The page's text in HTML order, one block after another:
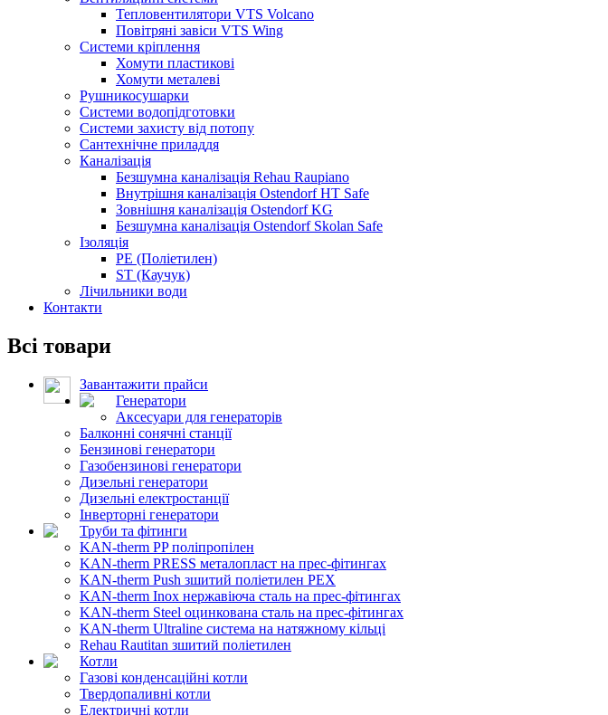
Тепловентилятори VTS Volcano
Повітряні завіси VTS Wing
Системи кріплення
Хомути пластикові
Хомути металеві
Рушникосушарки
Системи водопідготовки
Системи захисту від потопу
Сантехнічне приладдя
Каналізація
Безшумна каналізація Rehau Raupiano
Внутрішня каналізація Ostendorf HT Safe
Зовнішня каналізація Ostendorf KG
Безшумна каналізація Ostendorf Skolan Safe
Ізоляція
PE (Поліетилен)
ST (Каучук)
Лічильники води
Контакти
Всі товари
Завантажити прайси
Генератори
Аксесуари для генераторів
Балконні сонячні станції
Бензинові генератори
Газобензинові генератори
Дизельні генератори
Дизельні електростанції
Інверторні генератори
Труби та фітинги
KAN-therm PP поліпропілен
KAN-therm PRESS металопласт на прес-фітингах
KAN-therm Push зшитий поліетилен PEX
KAN-therm Inox нержавіюча сталь на прес-фітингах
KAN-therm Steel оцинкована сталь на прес-фітингах
KAN-therm Ultraline система на натяжному кільці
Rehau Rautitan зшитий поліетилен
Котли
Газові конденсаційні котли
Твердопаливні котли
Електричні котли